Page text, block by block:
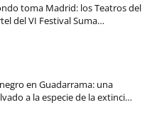
toma Madrid: los Teatros del
del VI Festival Suma…
en Guadarrama: una
a la especie de la extinci…